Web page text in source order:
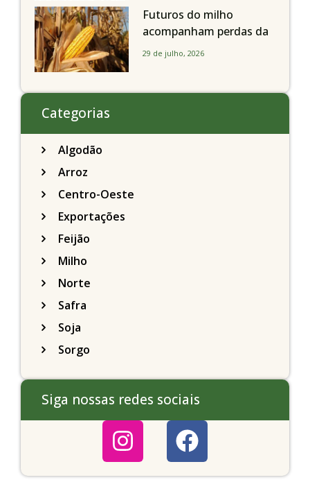
a soja nesta quarta-feira
Futuros do milho
acompanham perdas da
soja e fecham quarta-
29 de julho, 2026
Categorias
Algodão
Arroz
Centro-Oeste
Exportações
Feijão
Milho
Norte
Safra
Soja
Sorgo
Siga nossas redes sociais